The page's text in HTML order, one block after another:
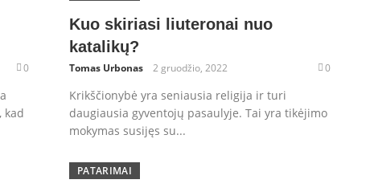
0
kad
Kuo skiriasi liuteronai nuo
katalikų?
Tomas Urbonas 2 gruodžio, 2022 0
Krikščionybė yra seniausia religija ir turi
daugiausia gyventojų pasaulyje. Tai yra tikėjimo
mokymas susijęs su...
PATARIMAI